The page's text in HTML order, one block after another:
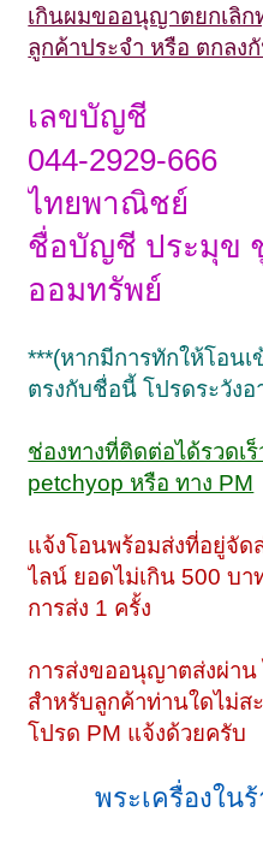
เกินผมขออนุญาตยกเลิก
ลูกค้าประจำ หรือ ตกลง
เลขบัญชี
044-2929-666
ไทยพาณิชย์
ชื่อบัญชี ประมุข
ออมทรัพย์
***(หากมีการทักให้โอ
ตรงกับชื่อนี้ โปรดระวัง
ช่องทางที่ติดต่อได้รวดเ
petchyop หรือ ทาง PM
แจ้งโอนพร้อมส่งที่อยู่จัด
ไลน์ ยอดไม่เกิน 500 บ
การส่ง 1 ครั้ง
การส่งขออนุญาตส่งผ่า
สำหรับลูกค้าท่านใดไม่ส
โปรด PM แจ้งด้วยครับ
พระเครื่องใน